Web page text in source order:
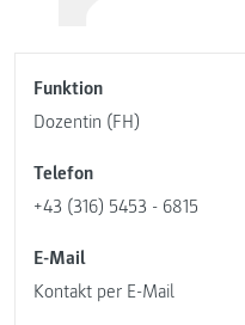
Funktion
Dozentin (FH)
Telefon
+43 (316) 5453 - 6815
E-Mail
Kontakt per E-Mail